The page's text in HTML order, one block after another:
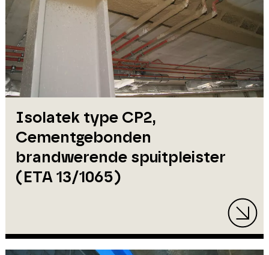
Isolatek type CP2,
Cementgebonden
brandwerende spuitpleister
(ETA 13/1065)